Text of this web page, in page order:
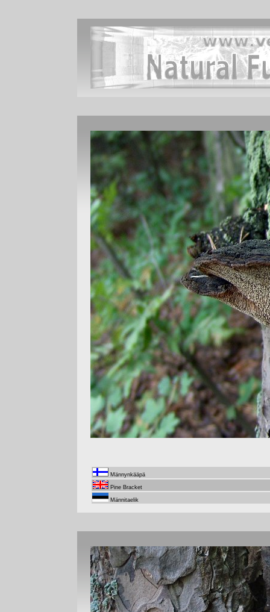
Männynkääpä
Pine Bracket
Männitaelik